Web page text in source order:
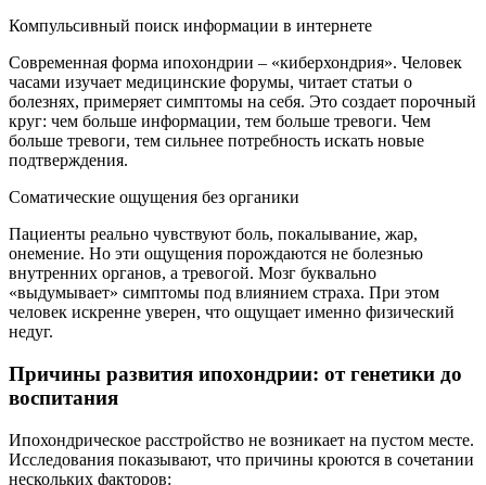
Компульсивный поиск информации в интернете
Современная форма ипохондрии – «киберхондрия». Человек
часами изучает медицинские форумы, читает статьи о
болезнях, примеряет симптомы на себя. Это создает порочный
круг: чем больше информации, тем больше тревоги. Чем
больше тревоги, тем сильнее потребность искать новые
подтверждения.
Соматические ощущения без органики
Пациенты реально чувствуют боль, покалывание, жар,
онемение. Но эти ощущения порождаются не болезнью
внутренних органов, а тревогой. Мозг буквально
«выдумывает» симптомы под влиянием страха. При этом
человек искренне уверен, что ощущает именно физический
недуг.
Причины развития ипохондрии: от генетики до
воспитания
Ипохондрическое расстройство не возникает на пустом месте.
Исследования показывают, что причины кроются в сочетании
нескольких факторов: